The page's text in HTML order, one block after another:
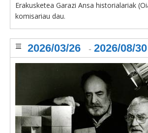
Erakusketea Garazi Ansa historialariak
komisariau dau.
2026/03/26 - 2026/08/30